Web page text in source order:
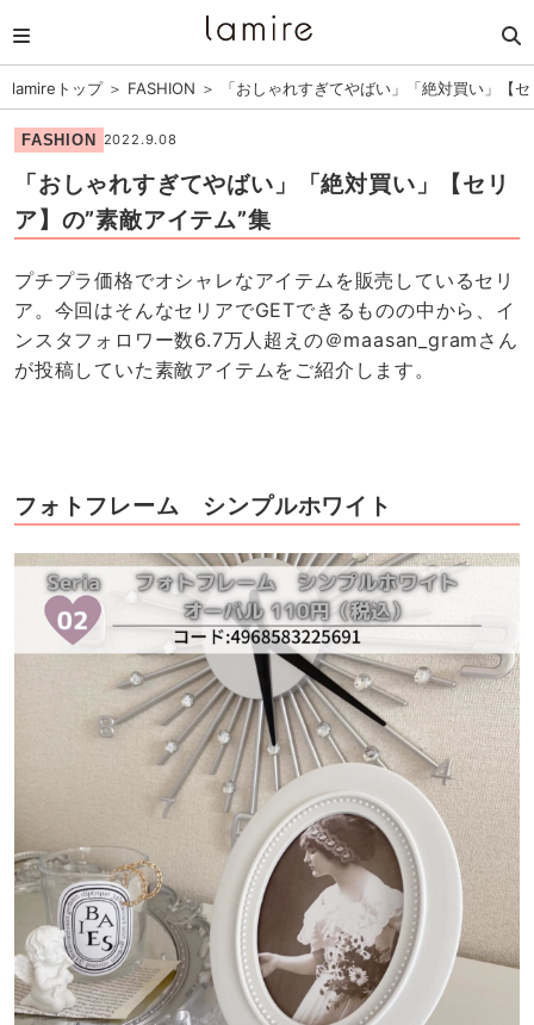
lamireトップ＞ FASHION ＞ 「おしゃれすぎてやばい」「絶対買い」【
FASHION 2022.9.08
「おしゃれすぎてやばい」「絶対買い」【セリ
ア】の”素敵アイテム”集
プチプラ価格でオシャレなアイテムを販売しているセリ
ア。今回はそんなセリアでGETできるものの中から、イ
ンスタフォロワー数6.7万人超えの＠maasan_gramさん
が投稿していた素敵アイテムをご紹介します。
フォトフレーム シンプルホワイト